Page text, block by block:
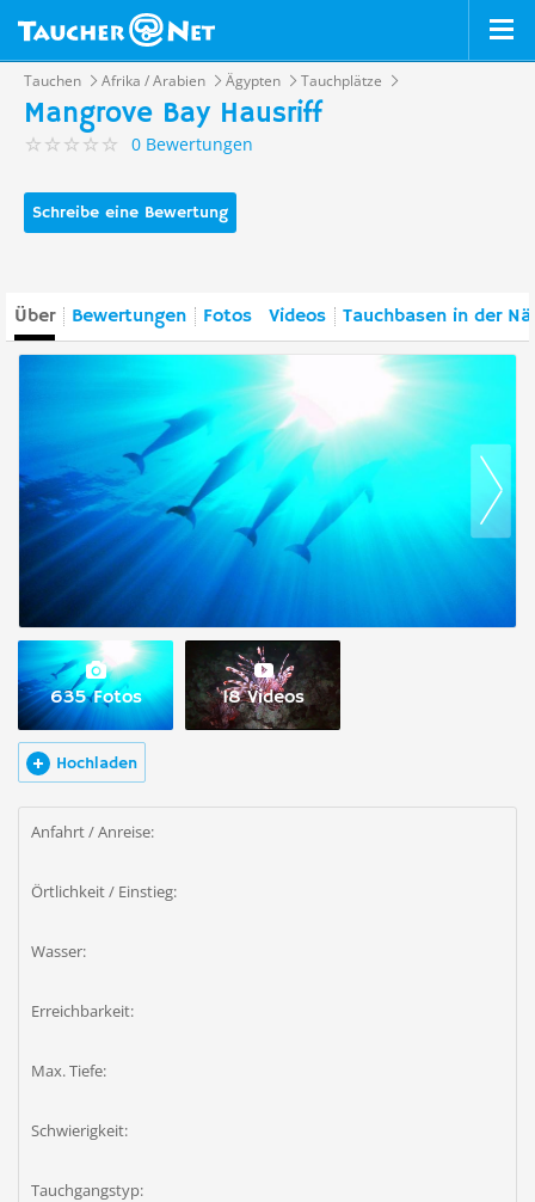
Tauchen Afrika / Arabien Ägypten Tauchplätze
Mangrove Bay Hausriff
0 Bewertungen
Schreibe eine Bewertung
Über Bewertungen Fotos Videos Tauchbasen in der
635 Fotos 18 Videos
Hochladen
Anfahrt / Anreise:
Örtlichkeit / Einstieg:
Wasser:
Erreichbarkeit:
Max. Tiefe:
Schwierigkeit:
Tauchgangstyp: